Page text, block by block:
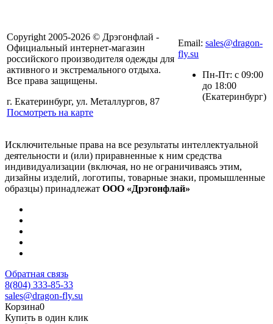
Copyright 2005-2026 © Дрэгонфлай -
Официальный интернет-магазин
российского производителя одежды для
активного и экстремального отдыха.
Все права защищены.
г. Екатеринбург, ул. Металлургов, 87
Посмотреть на карте
Email: sales@dragon-
fly.su
Пн-Пт: с 09:00
до 18:00
(Екатеринбург)
Исключительные права на все результаты интеллектуальной
деятельности и (или) приравненные к ним средства
индивидуализации (включая, но не ограничиваясь этим,
дизайны изделий, логотипы, товарные знаки, промышленные
образцы) принадлежат ООО «Дрэгонфлай»
Обратная связь
8(804) 333-85-33
sales@dragon-fly.su
Корзина0
Купить в один клик